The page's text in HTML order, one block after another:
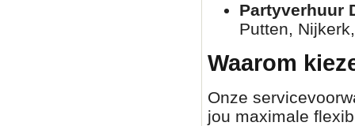
Partyverhuur
Putten,
Waarom
Onze
jou maximale